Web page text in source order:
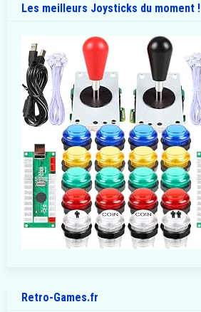
Les meilleurs Joysticks du moment !
Retro-Games.fr